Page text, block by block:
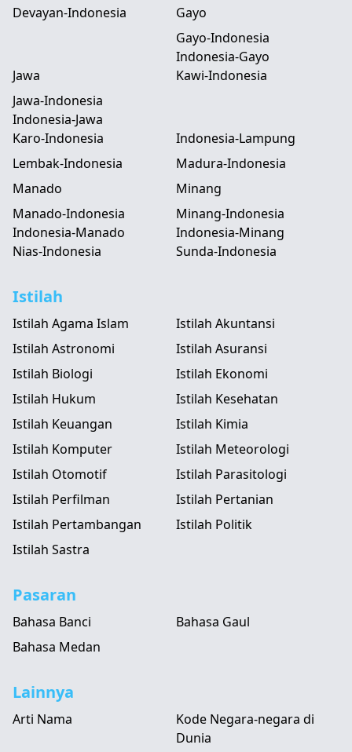
Devayan-Indonesia
Gayo
Gayo-Indonesia
Indonesia-Gayo
Jawa
Jawa-Indonesia
Indonesia-Jawa
Kawi-Indonesia
Karo-Indonesia
Indonesia-Lampung
Lembak-Indonesia
Madura-Indonesia
Manado
Manado-Indonesia
Indonesia-Manado
Minang
Minang-Indonesia
Indonesia-Minang
Nias-Indonesia
Sunda-Indonesia
Istilah
Istilah Agama Islam
Istilah Akuntansi
Istilah Astronomi
Istilah Asuransi
Istilah Biologi
Istilah Ekonomi
Istilah Hukum
Istilah Kesehatan
Istilah Keuangan
Istilah Kimia
Istilah Komputer
Istilah Meteorologi
Istilah Otomotif
Istilah Parasitologi
Istilah Perfilman
Istilah Pertanian
Istilah Pertambangan
Istilah Politik
Istilah Sastra
Pasaran
Bahasa Banci
Bahasa Gaul
Bahasa Medan
Lainnya
Arti Nama
Kode Negara-negara di
Dunia